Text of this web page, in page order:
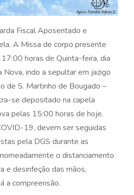
Fiscal Aposentado e
A Missa de corpo presente
horas de Quinta-feira, dia
Nova, indo a sepultar em jazigo
de S. Martinho de Bougado –
se depositado na capela
pelas 15:00 horas de hoje.
19, devem ser seguidas
pela DGS durante as
o distanciamento
e desinfeção das mãos,
a compreensão.